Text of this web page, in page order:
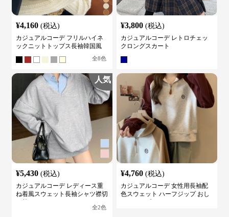
¥4,160 (税込)
カジュアルコーデ フリルハイネ
ックニットトップス長袖韓国風
全8色
¥3,800 (税込)
カジュアルコーデ レトロチェッ
クロングスカート
人気
¥5,430 (税込)
カジュアルコーデ レディース重
ね着風スウェット長袖シャツ襟切
全2色
¥4,760 (税込)
カジュアルコーデ 女性用長袖配
色スウェット ハーフジップ おし